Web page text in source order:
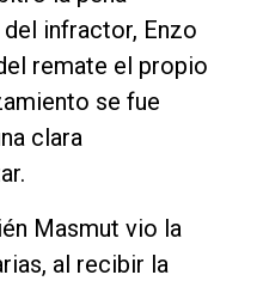
infractor, Enzo
remate el propio
se fue
clara
Masmut vio la
al recibir la